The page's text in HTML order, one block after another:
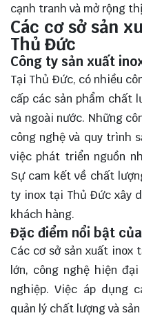
cạnh tranh và mở rộng
Các cơ sở sản
Thủ Đức
Công ty sản xuất
Tại Thủ Đức, có nhiều
cấp các sản phẩm chất
và ngoài nước. Những
công nghệ và quy trình
việc phát triển nguồn
Sự cam kết về chất
ty inox tại Thủ Đức xây
khách hàng.
Đặc điểm nổi bật
Các cơ sở sản xuất
lớn, công nghệ hiện
nghiệp. Việc áp dụng
quản lý chất lượng và